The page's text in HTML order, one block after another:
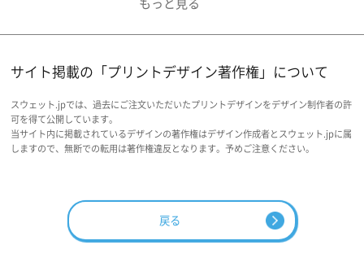
サイト掲載の「プリントデザイン著作権」について
スウェット.jpでは、過去にご注文いただいたプリントデザインをデザイン制作者の許
可を得て公開しています。
当サイト内に掲載されているデザインの著作権はデザイン作成者とスウェット.jpに属
しますので、無断での転用は著作権違反となります。予めご注意ください。
戻る